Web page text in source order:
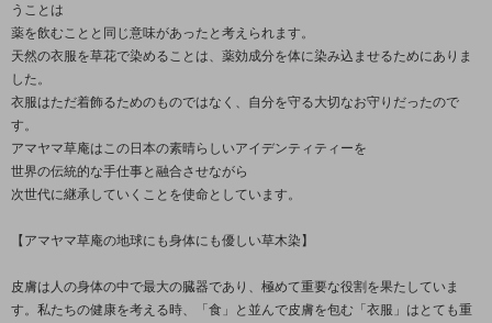
うことは
薬を飲むことと同じ意味があったと考えられます。
天然の衣服を草花で染めることは、薬効成分を体に染み込ませるためにありま
した。
衣服はただ着飾るためのものではなく、自分を守る大切なお守りだったので
す。
アマヤマ草庵はこの日本の素晴らしいアイデンティティーを
世界の伝統的な手仕事と融合させながら
次世代に継承していくことを使命としています。
【アマヤマ草庵の地球にも身体にも優しい草木染】
皮膚は人の身体の中で最大の臓器であり、極めて重要な役割を果たしていま
す。私たちの健康を考える時、「食」と並んで皮膚を包む「衣服」はとても重